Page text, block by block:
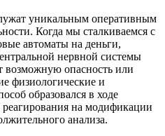
уникальным оперативным
Когда мы сталкиваемся с
автоматы на деньги,
нервной системы
возможную опасность или
физиологические и
образовался в ходе
реагирования на модификации
анализа.